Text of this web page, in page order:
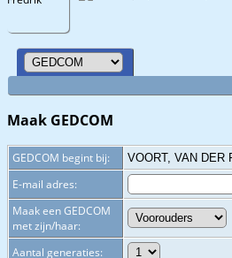
Maak GEDCOM
GEDCOM begint bij: VOORT, VAN DER
E-mail adres:
Maak een GEDCOM
met zijn/haar:
Aantal generaties: